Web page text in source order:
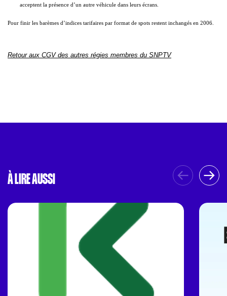
acceptent la présence d’un autre véhicule dans leurs écrans.
Pour finir les barèmes d’indices tarifaires par format de spots restent inchangés en 2006.
Retour aux CGV des autres régies membres du SNPTV
À LIRE AUSSI